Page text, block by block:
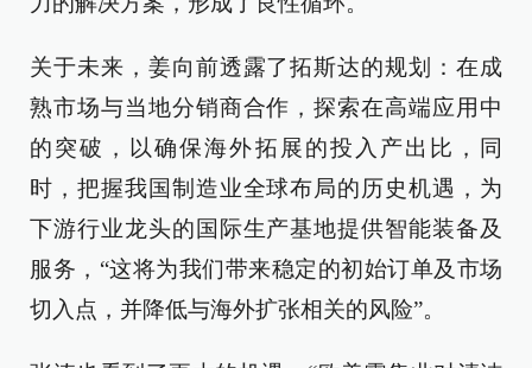
关于未来，姜向前透露了拓斯达的规划：在成
熟市场与当地分销商合作，探索在高端应用中
的突破，以确保海外拓展的投入产出比，同
时，把握我国制造业全球布局的历史机遇，为
下游行业龙头的国际生产基地提供智能装备及
服务，“这将为我们带来稳定的初始订单及市场
切入点，并降低与海外扩张相关的风险”。